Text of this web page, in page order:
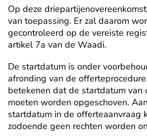
Op deze
van toepassing. Er zal daarom
gecontroleerd op de vereiste
artikel 7a van de Waadi.
De startdatum is onder
afronding van de
betekenen dat de startdatum van
moeten worden opgeschoven.
startdatum in de offerteaanvraag
zodoende geen rechten worden